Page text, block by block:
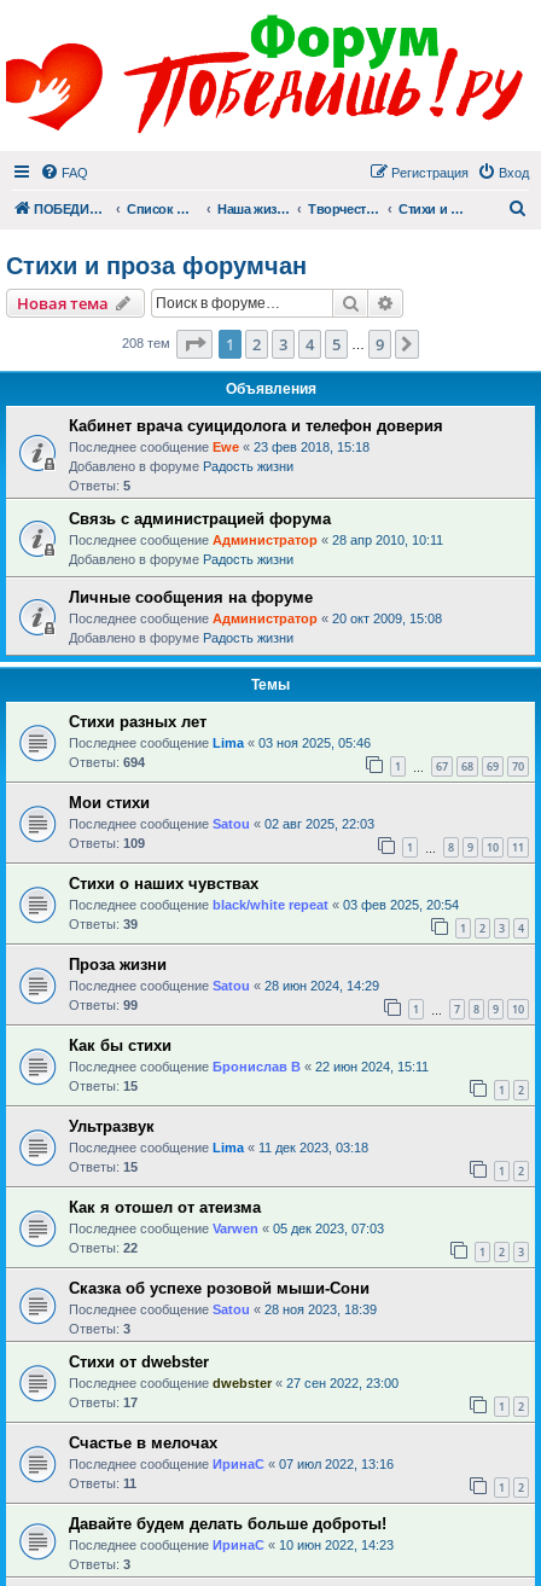
FAQ Вход
Регистрация
ПОБЕДИШЬ.РУ Список форумов Наша жизнь (не всё же о суициде!) Творчество Стихи и проза форумчан
Стихи и проза форумчан
Новая тема Поиск
208 тем Страница из
1 2 3 4 5 9
Объявления
Кабинет врача суицидолога и телефон доверия
Последнее сообщение Ewe « 23 фев 2018, 15:18
Добавлено в форуме Радость жизни
Ответы: 5
Связь с администрацией форума
Последнее сообщение Администратор « 28 апр 2010, 10:11
Добавлено в форуме Радость жизни
Личные сообщения на форуме
Последнее сообщение Администратор « 20 окт 2009, 15:08
Добавлено в форуме Радость жизни
Темы
Стихи разных лет
Последнее сообщение Lima « 03 ноя 2025, 05:46
Ответы: 694 1 67 68 69 70
Мои стихи
Последнее сообщение Satou « 02 авг 2025, 22:03
Ответы: 109 1 8 9 10 11
Стихи о наших чувствах
Последнее сообщение black/white repeat « 03 фев 2025, 20:54
Ответы: 39 1 2 3 4
Проза жизни
Последнее сообщение Satou « 28 июн 2024, 14:29
Ответы: 99 1 7 8 9 10
Как бы стихи
Последнее сообщение Бронислав В « 22 июн 2024, 15:11
Ответы: 15 1 2
Ультразвук
Последнее сообщение Lima « 11 дек 2023, 03:18
Ответы: 15 1 2
Как я отошел от атеизма
Последнее сообщение Varwen « 05 дек 2023, 07:03
Ответы: 22 1 2 3
Сказка об успехе розовой мыши-Сони
Последнее сообщение Satou « 28 ноя 2023, 18:39
Ответы: 3
Стихи от dwebster
Последнее сообщение dwebster« 27 сен 2022, 23:00
Ответы: 17 1 2
Счастье в мелочах
Последнее сообщение ИринаC « 07 июл 2022, 13:16
Ответы: 11 1 2
Давайте будем делать больше доброты!
Последнее сообщение ИринаC « 10 июн 2022, 14:23
Ответы: 3